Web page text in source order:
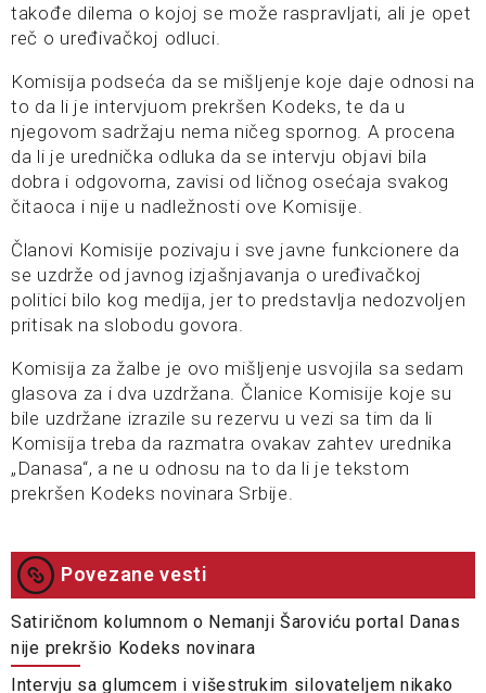
takođe dilema o kojoj se može raspravljati, ali je opet
reč o uređivačkoj odluci.
Komisija podseća da se mišljenje koje daje odnosi na
to da li je intervjuom prekršen Kodeks, te da u
njegovom sadržaju nema ničeg spornog. A procena
da li je urednička odluka da se intervju objavi bila
dobra i odgovorna, zavisi od ličnog osećaja svakog
čitaoca i nije u nadležnosti ove Komisije.
Članovi Komisije pozivaju i sve javne funkcionere da
se uzdrže od javnog izjašnjavanja o uređivačkoj
politici bilo kog medija, jer to predstavlja nedozvoljen
pritisak na slobodu govora.
Komisija za žalbe je ovo mišljenje usvojila sa sedam
glasova za i dva uzdržana. Članice Komisije koje su
bile uzdržane izrazile su rezervu u vezi sa tim da li
Komisija treba da razmatra ovakav zahtev urednika
„Danasa“, a ne u odnosu na to da li je tekstom
prekršen Kodeks novinara Srbije.
Povezane vesti
Satiričnom kolumnom o Nemanji Šaroviću portal Danas
nije prekršio Kodeks novinara
Intervju sa glumcem i višestrukim silovateljem nikako